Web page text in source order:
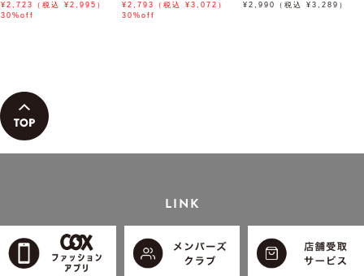
ハーフパンツ「小泉孝太郎さ
ん着用モデル」
¥2,723（税込 ¥2,995）
30%off
スボタンダウンポロシャツ
「小泉孝太郎さん着用モデ
¥2,793（税込 ¥3,072）
30%off
ード【接触冷感】
¥2,990（税込 ¥3,289）
LINK